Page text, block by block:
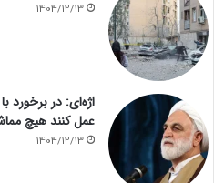
1404/12/13
اژه‌ای: در برخورد
عمل کنند هیچ
1404/12/13